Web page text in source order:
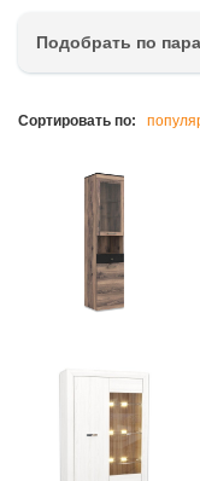
Подобрать по
Цена, руб.
Ширина, см
Высота, см
Сортировать по: